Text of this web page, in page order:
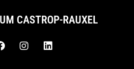
CASTROP-RAUXEL